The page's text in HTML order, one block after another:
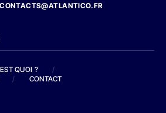
QUOI ?
/
/ CONTACT